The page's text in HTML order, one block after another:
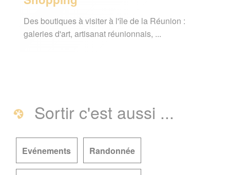
Des boutiques à visiter à l'île de la Réunion :
galeries d'art, artisanat réunionnais, ...
Sortir c'est aussi ...
Evénements Randonnée